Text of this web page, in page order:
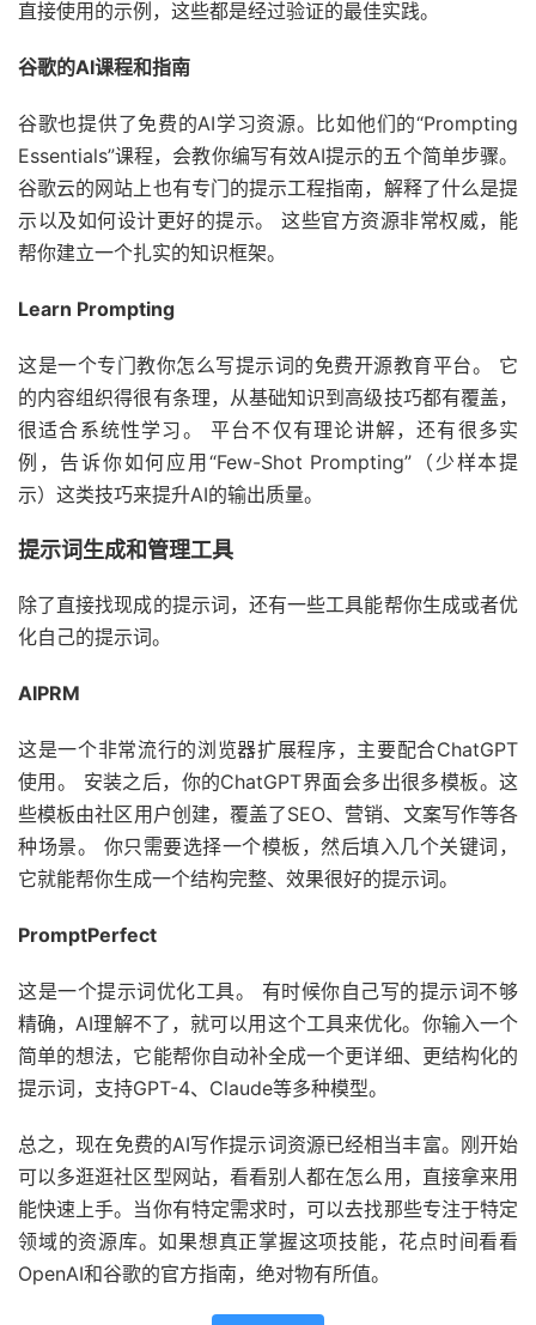
直接使用的示例，这些都是经过验证的最佳实践。
谷歌的AI课程和指南
谷歌也提供了免费的AI学习资源。比如他们的“Prompting
Essentials”课程，会教你编写有效AI提示的五个简单步骤。
谷歌云的网站上也有专门的提示工程指南，解释了什么是提
示以及如何设计更好的提示。 这些官方资源非常权威，能
帮你建立一个扎实的知识框架。
Learn Prompting
这是一个专门教你怎么写提示词的免费开源教育平台。 它
的内容组织得很有条理，从基础知识到高级技巧都有覆盖，
很适合系统性学习。 平台不仅有理论讲解，还有很多实
例，告诉你如何应用“Few-Shot Prompting”（少样本提
示）这类技巧来提升AI的输出质量。
提示词生成和管理工具
除了直接找现成的提示词，还有一些工具能帮你生成或者优
化自己的提示词。
AIPRM
这是一个非常流行的浏览器扩展程序，主要配合ChatGPT
使用。 安装之后，你的ChatGPT界面会多出很多模板。这
些模板由社区用户创建，覆盖了SEO、营销、文案写作等各
种场景。 你只需要选择一个模板，然后填入几个关键词，
它就能帮你生成一个结构完整、效果很好的提示词。
PromptPerfect
这是一个提示词优化工具。 有时候你自己写的提示词不够
精确，AI理解不了，就可以用这个工具来优化。你输入一个
简单的想法，它能帮你自动补全成一个更详细、更结构化的
提示词，支持GPT-4、Claude等多种模型。
总之，现在免费的AI写作提示词资源已经相当丰富。刚开始
可以多逛逛社区型网站，看看别人都在怎么用，直接拿来用
能快速上手。当你有特定需求时，可以去找那些专注于特定
领域的资源库。如果想真正掌握这项技能，花点时间看看
OpenAI和谷歌的官方指南，绝对物有所值。